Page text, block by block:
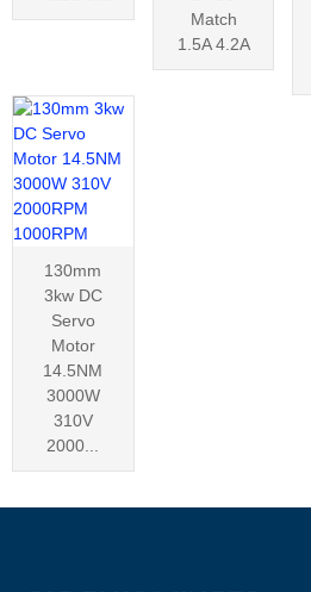
Match
1.5A 4.2A
130mm
3kw DC
Servo
Motor
14.5NM
3000W
310V
2000...